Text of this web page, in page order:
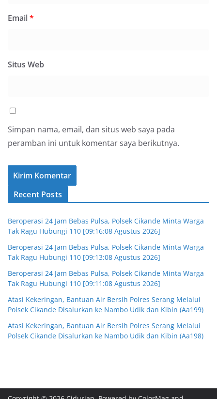
Email*
Situs Web
Simpan nama, email, dan situs web saya pada
peramban ini untuk komentar saya berikutnya.
Recent Posts
Beroperasi 24 Jam Bebas Pulsa, Polsek Cikande Minta Warga
Tak Ragu Hubungi 110 [09:16:08 Agustus 2026]
Beroperasi 24 Jam Bebas Pulsa, Polsek Cikande Minta Warga
Tak Ragu Hubungi 110 [09:13:08 Agustus 2026]
Beroperasi 24 Jam Bebas Pulsa, Polsek Cikande Minta Warga
Tak Ragu Hubungi 110 [09:11:08 Agustus 2026]
Atasi Kekeringan, Bantuan Air Bersih Polres Serang Melalui
Polsek Cikande Disalurkan ke Nambo Udik dan Kibin (Aa199)
Atasi Kekeringan, Bantuan Air Bersih Polres Serang Melalui
Polsek Cikande Disalurkan ke Nambo Udik dan Kibin (Aa198)